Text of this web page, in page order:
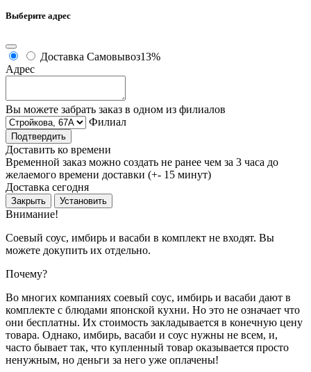
Выберите адрес
Доставка Самовывоз13%
Адрес
Вы можете забрать заказ в одном из филиалов
Филиал
Подтвердить
Доставить ко времени
Временной заказ можно создать не ранее чем за 3 часа до
желаемого времени доставки (+- 15 минут)
Доставка сегодня
Закрыть Установить
Внимание!
Соевый соус, имбирь и васаби в комплект не входят. Вы
можете докупить их отдельно.
Почему?
Во многих компаниях соевый соус, имбирь и васаби дают в
комплекте с блюдами японской кухни. Но это не означает что
они бесплатны. Их стоимость закладывается в конечную цену
товара. Однако, имбирь, васаби и соус нужны не всем, и,
часто бывает так, что купленный товар оказывается просто
ненужным, но деньги за него уже оплачены!